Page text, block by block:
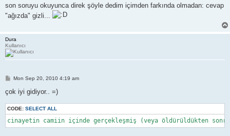
s
son soruyu okuyunca direk şöyle dedim içimden farkında olmadan: cevap
"ağızda" gizli...
Dura
Kullanıcı
P
s
Mon Sep 20, 2010 4:19 am
çok iyi gidiyor.. =)
CODE: SELECT ALL
cinayetin camiin içinde gerçekleşmiş (veya öldürüldükten